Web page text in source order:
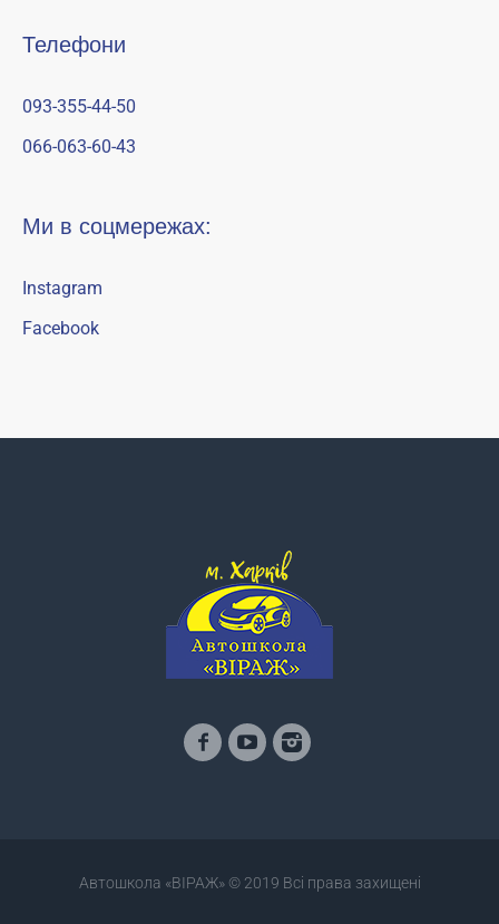
Телефони
093-355-44-50
066-063-60-43
Ми в соцмережах:
Instagram
Facebook
Автошкола «ВІРАЖ» © 2019 Всі права захищені